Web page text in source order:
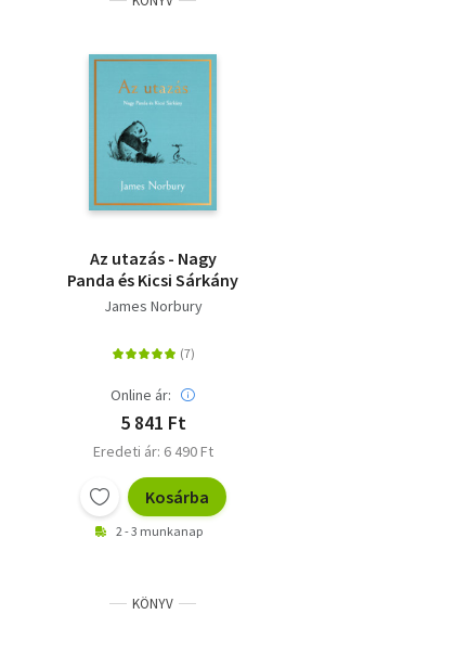
Az utazás - Nagy
Panda és Kicsi Sárkány
James Norbury
Online ár:
5 841 Ft
Eredeti ár: 6 490 Ft
Kosárba
2 - 3 munkanap
KÖNYV